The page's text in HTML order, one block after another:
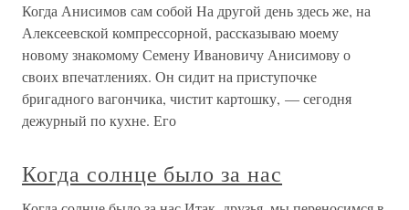
Когда Анисимов сам собой На другой день здесь же, на
Алексеевской компрессорной, рассказываю моему
новому знакомому Семену Ивановичу Анисимову о
своих впечатлениях. Он сидит на приступочке
бригадного вагончика, чистит картошку, — сегодня
дежурный по кухне. Его
Когда солнце было за нас